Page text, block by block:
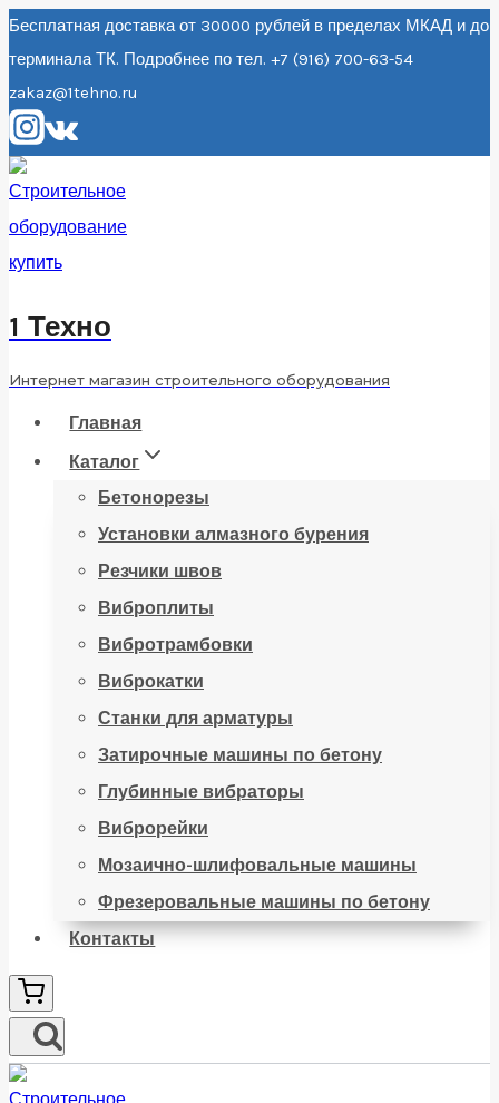
Перейти
к
содержанию
Бесплатная доставка от 30000 рублей в пределах МКАД и до
терминала ТК. Подробнее по тел. +7 (916) 700-63-54
zakaz@1tehno.ru
1 Техно
Интернет магазин строительного оборудования
Главная
Каталог
Бетонорезы
Установки алмазного бурения
Резчики швов
Виброплиты
Вибротрамбовки
Виброкатки
Станки для арматуры
Затирочные машины по бетону
Глубинные вибраторы
Виброрейки
Мозаично-шлифовальные машины
Фрезеровальные машины по бетону
Контакты